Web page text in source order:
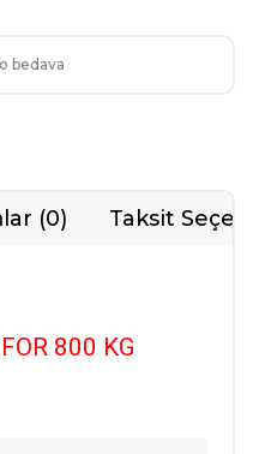
bedava
(0) Taksit
800 KG